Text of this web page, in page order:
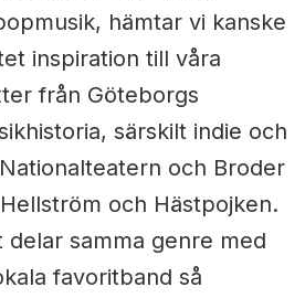
hämtar vi kanske
inspiration till våra
från Göteborgs
särskilt indie och
och Broder
och Hästpojken.
delar samma genre med
favoritband så